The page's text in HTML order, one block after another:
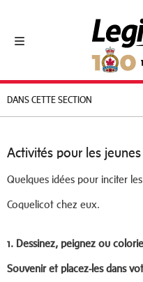
Toggle navigation
Royal
DANS CETTE SECTION
Activités pour les jeunes
Quelques idées pour inciter
Coquelicot chez eux.
1. Dessinez, peignez ou
Souvenir et placez-les dans